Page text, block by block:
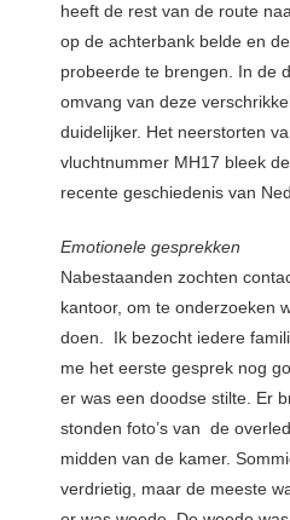
heeft de rest van de route
op de achterbank belde en
probeerde te brengen. In de
omvang van deze
duidelijker. Het neerstorten
vluchtnummer MH17 bleek
recente geschiedenis van
Emotionele gesprekken
Nabestaanden zochten
kantoor, om te onderzoeken
doen. Ik bezocht iedere
me het eerste gesprek nog
er was een doodse stilte. Er
stonden foto’s van de
midden van de kamer.
verdrietig, maar de meeste